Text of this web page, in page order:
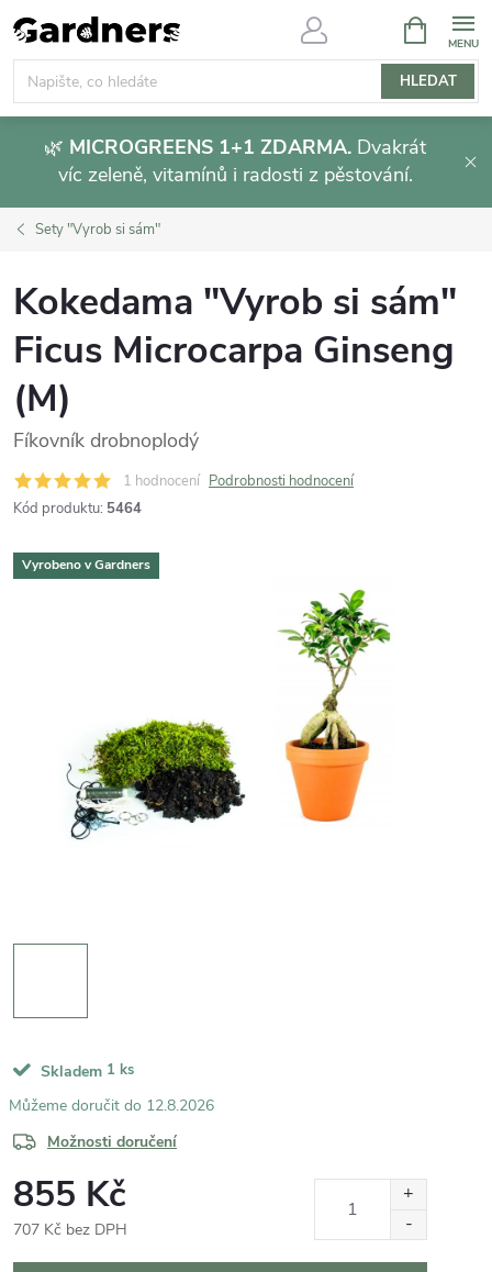
Přejít
na
obsah
HLEDAT
NÁKUPNÍ
KOŠÍK
🌿 MICROGREENS 1+1 ZDARMA. Dvakrát
víc zeleně, vitamínů i radosti z pěstování.
Sety "Vyrob si sám"
Kokedama "Vyrob si sám"
Ficus Microcarpa Ginseng
(M)
Fíkovník drobnoplodý
1 hodnocení Podrobnosti hodnocení
Kód produktu: 5464
Vyrobeno v Gardners
Skladem 1 ks
12.8.2026
Možnosti doručení
855 Kč
707 Kč bez DPH